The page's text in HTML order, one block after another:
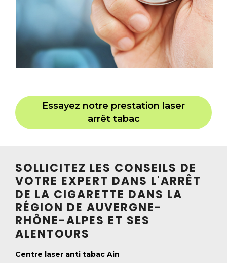
Essayez notre prestation laser
arrêt tabac
SOLLICITEZ LES CONSEILS DE
VOTRE EXPERT DANS L'ARRÊT
DE LA CIGARETTE DANS LA
RÉGION DE AUVERGNE-
RHÔNE-ALPES ET SES
ALENTOURS
Centre laser anti tabac Ain